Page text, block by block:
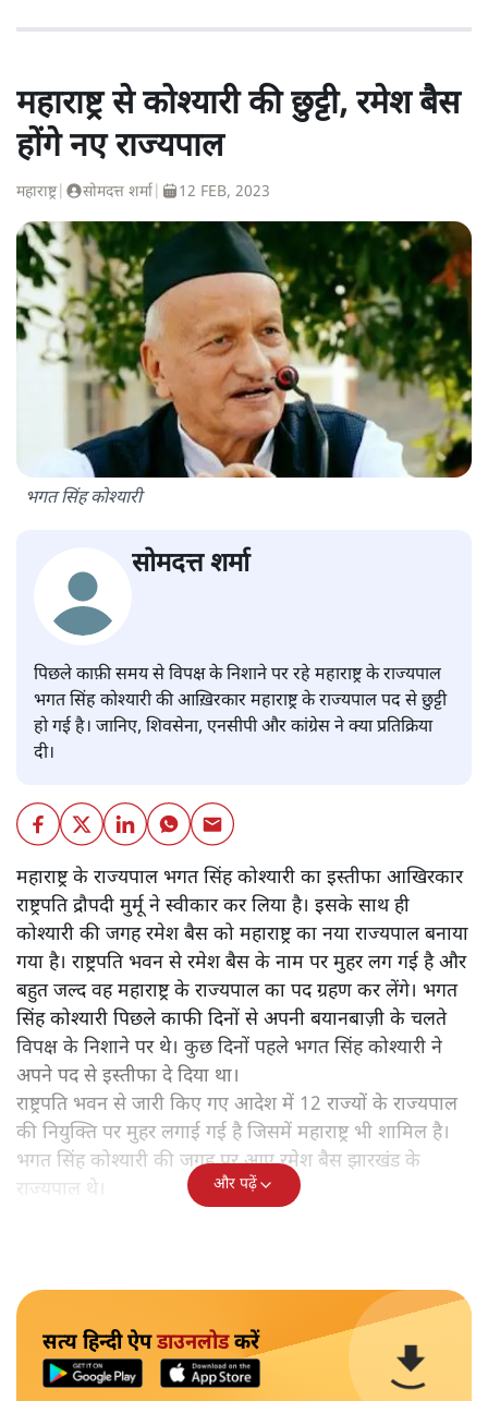
महाराष्ट्र से कोश्यारी की छुट्टी, रमेश बैस
होंगे नए राज्यपाल
महाराष्ट्र| सोमदत्त शर्मा 12 FEB, 2023
भगत सिंह कोश्यारी
सोमदत्त शर्मा
पिछले काफ़ी समय से विपक्ष के निशाने पर रहे महाराष्ट्र के राज्यपाल
भगत सिंह कोश्यारी की आख़िरकार महाराष्ट्र के राज्यपाल पद से छुट्टी
हो गई है। जानिए, शिवसेना, एनसीपी और कांग्रेस ने क्या प्रतिक्रिया
दी।
महाराष्ट्र के राज्यपाल भगत सिंह कोश्यारी का इस्तीफा आखिरकार
राष्ट्रपति द्रौपदी मुर्मू ने स्वीकार कर लिया है। इसके साथ ही
कोश्यारी की जगह रमेश बैस को महाराष्ट्र का नया राज्यपाल बनाया
गया है। राष्ट्रपति भवन से रमेश बैस के नाम पर मुहर लग गई है और
बहुत जल्द वह महाराष्ट्र के राज्यपाल का पद ग्रहण कर लेंगे। भगत
सिंह कोश्यारी पिछले काफी दिनों से अपनी बयानबाज़ी के चलते
विपक्ष के निशाने पर थे। कुछ दिनों पहले भगत सिंह कोश्यारी ने
अपने पद से इस्तीफा दे दिया था।
राष्ट्रपति भवन से जारी किए गए आदेश में 12 राज्यों के राज्यपाल
की नियुक्ति पर मुहर लगाई गई है जिसमें महाराष्ट्र भी शामिल है।
भगत सिंह कोश्यारी की जगह पर आए रमेश बैस झारखंड के
राज्यपाल थे।
और पढ़ें
सत्य हिन्दी ऐपडाउनलोडकरें